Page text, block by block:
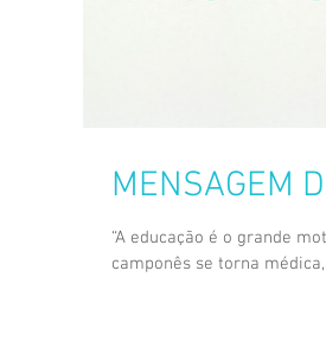
MENSAGEM
“A educação é o grande
camponês se torna